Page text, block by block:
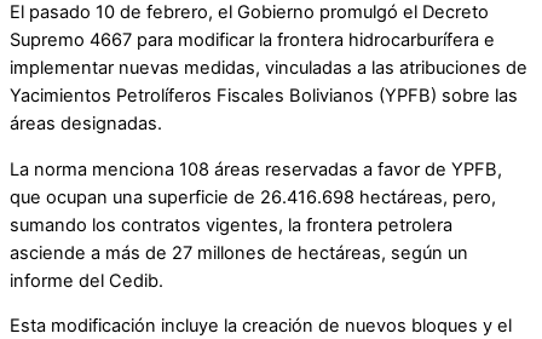
El pasado 10 de febrero, el Gobierno promulgó el Decreto
Supremo 4667 para modificar la frontera hidrocarburífera e
implementar nuevas medidas, vinculadas a las atribuciones de
Yacimientos Petrolíferos Fiscales Bolivianos (YPFB) sobre las
áreas designadas.
La norma menciona 108 áreas reservadas a favor de YPFB,
que ocupan una superficie de 26.416.698 hectáreas, pero,
sumando los contratos vigentes, la frontera petrolera
asciende a más de 27 millones de hectáreas, según un
informe del Cedib.
Esta modificación incluye la creación de nuevos bloques y el